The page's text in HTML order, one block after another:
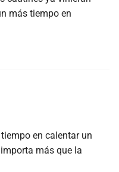
más tiempo en
en calentar un
más que la